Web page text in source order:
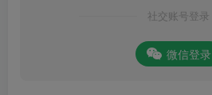
社交账号登录
微信登录